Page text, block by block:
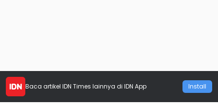
Baca artikel IDN Times lainnya di IDN App Install